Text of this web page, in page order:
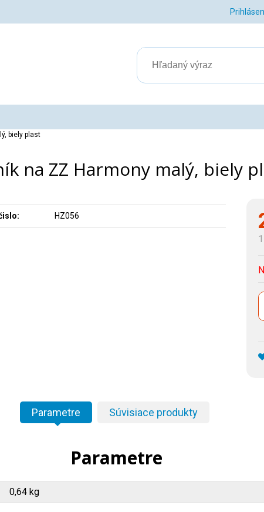
biely plast
na ZZ Harmony malý, biely
HZ056
Parametre Súvisiace produkty
Parametre
0,64 kg